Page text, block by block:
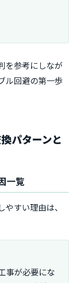
を参考にしなが
ル回避の第一歩
パターンと
一覧
すい理由は、
事が必要にな